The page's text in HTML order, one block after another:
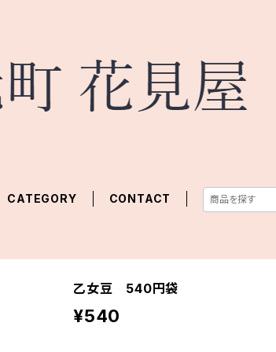
CATEGORY CONTACT
乙女豆 540円袋
¥540